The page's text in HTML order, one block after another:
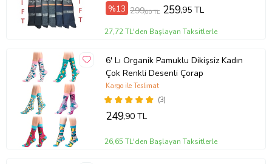
%13 299,00 TL 259,95 TL
27,72 TL'den Başlayan Taksitlerle
6' Lı Organik Pamuklu Dikişsiz Kadın
Çok Renkli Desenli Çorap
(3)
Kargo ile Teslimat
249,90 TL
26,65 TL'den Başlayan Taksitlerle